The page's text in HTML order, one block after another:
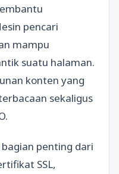
pencari
mampu
suatu halaman.
konten yang
sekaligus
penting dari
SSL,